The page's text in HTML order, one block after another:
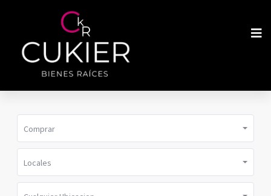
Comprar
Locales